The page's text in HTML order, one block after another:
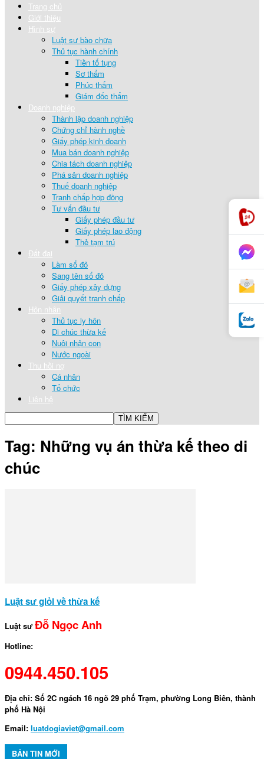
Trang chủ
Giới thiệu
Hình sự
Luật sư bào chữa
Thủ tục hành chính
Tiền tố tụng
Sơ thẩm
Phúc thẩm
Giám đốc thẩm
Doanh nghiệp
Thành lập doanh nghiệp
Chứng chỉ hành nghề
Giấy phép kinh doanh
Mua bán doanh nghiệp
Chia tách doanh nghiệp
Phá sản doanh nghiệp
Thuế doanh nghiệp
Tranh chấp hợp đồng
Tư vấn đầu tư
Giấy phép đầu tư
Giấy phép lao động
Thẻ tạm trú
Đất đai
Làm sổ đỏ
Sang tên sổ đỏ
Giấy phép xây dựng
Giải quyết tranh chấp
Hôn nhân
Thủ tục ly hôn
Di chúc thừa kế
Nuôi nhận con
Nước ngoài
Thu hồi nợ
Cá nhân
Tổ chức
Liên hệ
Tag: Những vụ án thừa kế theo di
chúc
Luật sư giỏi về thừa kế
Luật sưĐỗ Ngọc Anh
Hotline:
0944.450.105
Địa chỉ: Số 2C ngách 16 ngõ 29 phố Trạm, phường Long Biên, thành
phố Hà Nội
Email: luatdogiaviet@gmail.com
BẢN TIN MỚI